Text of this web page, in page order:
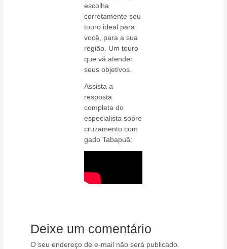
escolha
corretamente seu
touro ideal para
você, para a sua
região. Um touro
que vá atender
seus objetivos.
Assista a
resposta
completa do
especialista sobre
cruzamento com
gado Tabapuã:
Deixe um comentário
O seu endereço de e-mail não será publicado.